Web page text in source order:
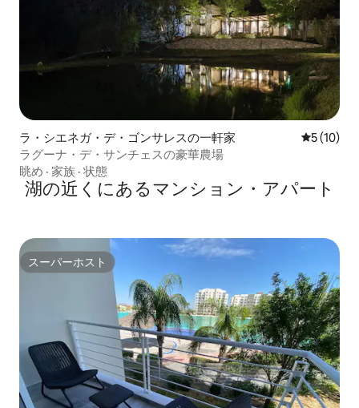
ラ・シエネガ・デ・ゴンサレスの一軒家 レビュー
5 (10)
ラグーナ・デ・サンチェスの豪華農場
眺め · 家族 · 状態
湖の近くにあるマンション・アパート
スーパーホスト
スーパーホスト